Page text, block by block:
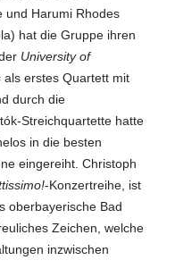
und Harumi Rhodes
hat die Gruppe ihren
University of
als erstes Quartett mit
durch die
Streichquartette hatte
in die besten
eingereiht. Christoph
-Konzertreihe, ist
oberbayerische Bad
Zeichen, welche
inzwischen